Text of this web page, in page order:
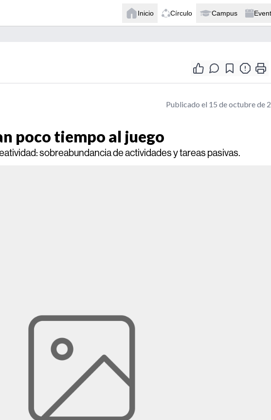
Inicio Círculo Campus
Publicado el 15 de octubre de
poco tiempo al juego
sobreabundancia de actividades y tareas pasivas.